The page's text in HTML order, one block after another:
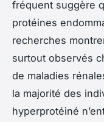
fréquent suggère
protéines
recherches
surtout observés
de maladies
la majorité des
hyperprotéiné